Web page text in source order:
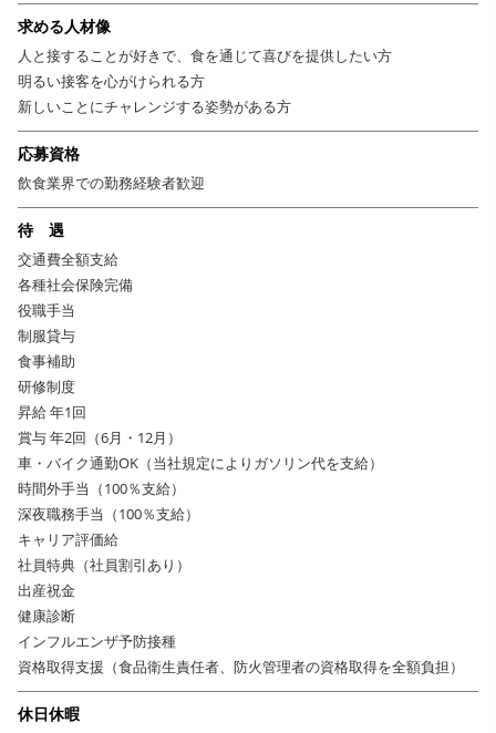
求める人材像
人と接することが好きで、食を通じて喜びを提供したい方
明るい接客を心がけられる方
新しいことにチャレンジする姿勢がある方
応募資格
飲食業界での勤務経験者歓迎
待 遇
交通費全額支給
各種社会保険完備
役職手当
制服貸与
食事補助
研修制度
昇給 年1回
賞与 年2回（6月・12月）
車・バイク通勤OK（当社規定によりガソリン代を支給）
時間外手当（100％支給）
深夜職務手当（100％支給）
キャリア評価給
社員特典（社員割引あり）
出産祝金
健康診断
インフルエンザ予防接種
資格取得支援（食品衛生責任者、防火管理者の資格取得を全額負担）
休日休暇